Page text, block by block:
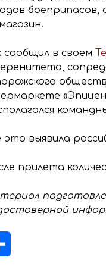
боеприпасов,
сообщил в своем
это выявила
прилета